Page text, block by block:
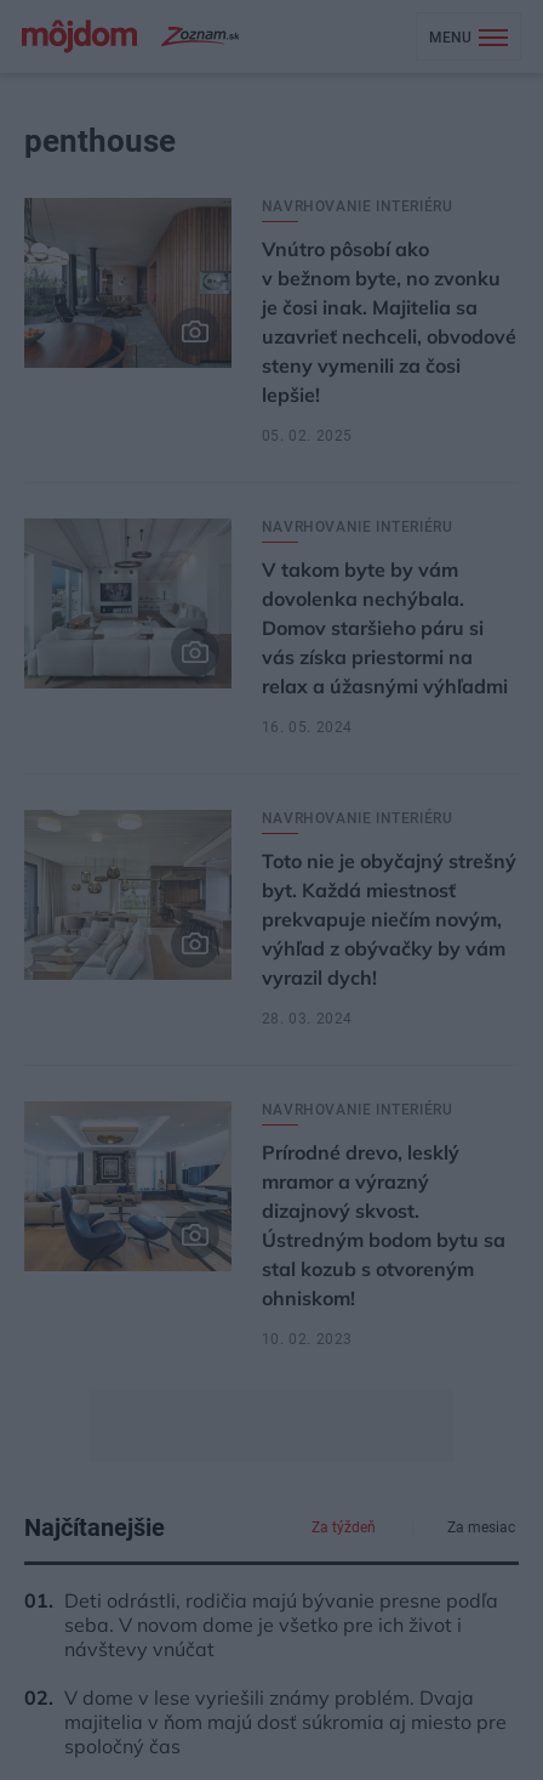
MENU
penthouse
NAVRHOVANIE INTERIÉRU
Vnútro pôsobí ako
v bežnom byte, no zvonku
je čosi inak. Majitelia sa
uzavrieť nechceli, obvodové
steny vymenili za čosi
lepšie!
05. 02. 2025
NAVRHOVANIE INTERIÉRU
V takom byte by vám
dovolenka nechýbala.
Domov staršieho páru si
vás získa priestormi na
relax a úžasnými výhľadmi
16. 05. 2024
NAVRHOVANIE INTERIÉRU
Toto nie je obyčajný strešný
byt. Každá miestnosť
prekvapuje niečím novým,
výhľad z obývačky by vám
vyrazil dych!
28. 03. 2024
NAVRHOVANIE INTERIÉRU
Prírodné drevo, lesklý
mramor a výrazný
dizajnový skvost.
Ústredným bodom bytu sa
stal kozub s otvoreným
ohniskom!
10. 02. 2023
Najčítanejšie Za týždeň Za mesiac
Deti odrástli, rodičia majú bývanie presne podľa
seba. V novom dome je všetko pre ich život i
návštevy vnúčat
V dome v lese vyriešili známy problém. Dvaja
majitelia v ňom majú dosť súkromia aj miesto pre
spoločný čas